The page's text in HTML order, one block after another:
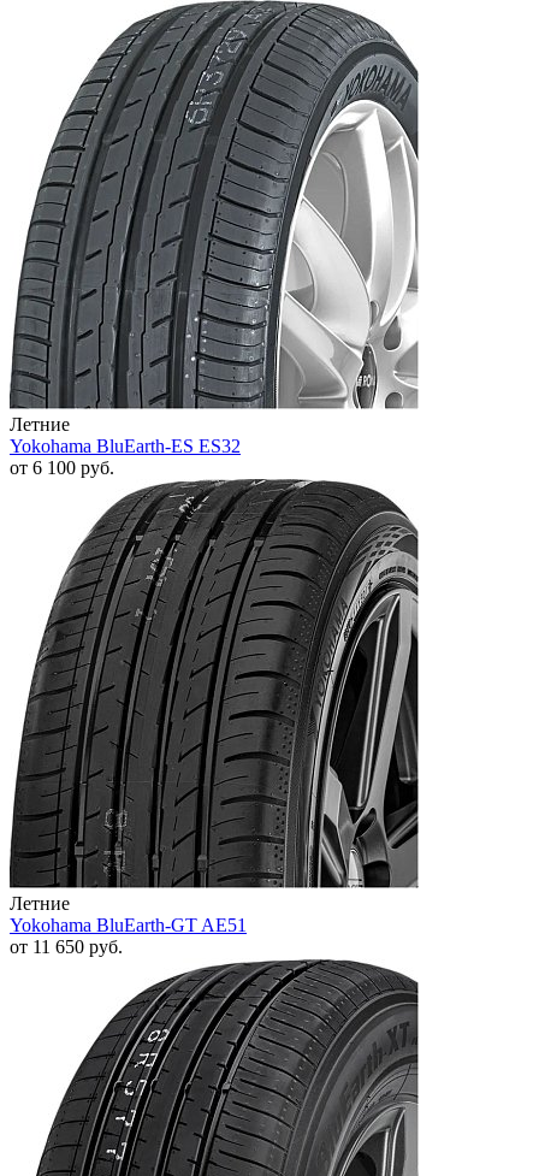
Летние
Yokohama BluEarth-ES ES32
от 6 100 руб.
Летние
Yokohama BluEarth-GT AE51
от 11 650 руб.